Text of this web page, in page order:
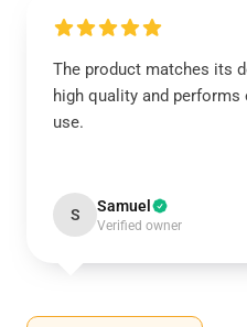
The product matches its
high quality and
use.
S Samuel
Verified owner